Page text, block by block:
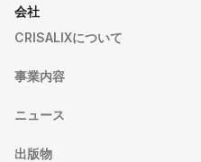
会社
CRISALIXについて
事業内容
ニュース
出版物